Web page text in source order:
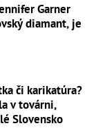
Garner
diamant, je
či karikatúra?
v továrni,
Slovensko